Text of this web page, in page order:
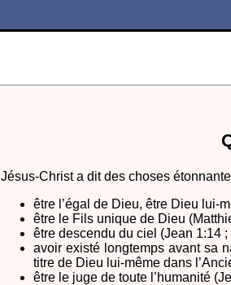
Jésus-Christ a dit des choses
être l’égal de Dieu, être Dieu lui-
être le Fils unique de Dieu
être descendu du ciel (Jean 1:14 ;
avoir existé longtemps avant sa
titre de Dieu lui-même dans
être le juge de toute l’humanité